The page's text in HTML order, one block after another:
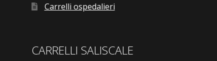
Carrelli ospedalieri
CARRELLI SALISCALE